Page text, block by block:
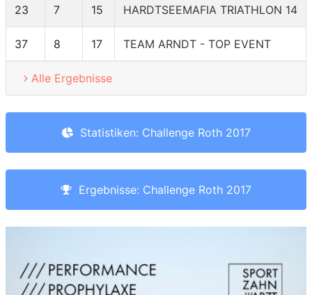
23 7 15 HARDTSEEMAFIA TRIATHLON 14
37 8 17 TEAM ARNDT - TOP EVENT
Alle Ergebnisse
Statistiken: Challenge Roth 2017
Ergebnisse: Challenge Roth 2017